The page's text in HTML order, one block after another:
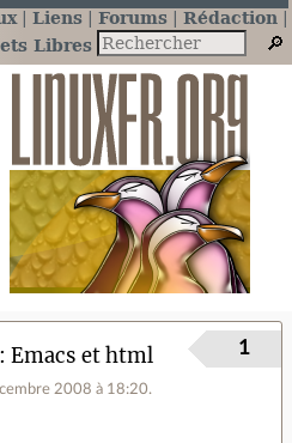
Liens Forums
Rédaction
Libres
Emacs et html
2008 à 18:20.
1